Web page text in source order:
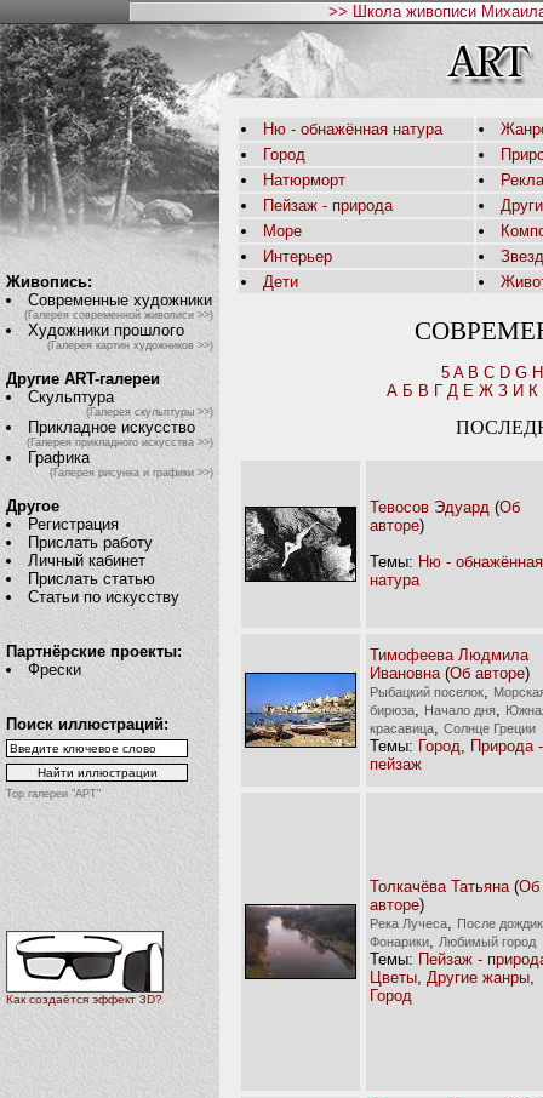
>> Школа живописи
Живопись:
Современные художники
(Галерея современной живописи >>)
Художники прошлого
(Галерея картин художников >>)
Другие ART-галереи
Скульптура
(Галерея скульптуры >>)
Прикладное искусство
(Галерея прикладного искусства >>)
Графика
(Галерея рисунка и графики >>)
Другое
Регистрация
Прислать работу
Личный кабинет
Прислать статью
Статьи по искусству
Партнёрские проекты:
Фрески
Поиск иллюстраций:
Top галереи "АРТ"
Как создаётся эффект 3D?
Ню - обнажённая натура
Город
Натюрморт
Пейзаж - природа
Море
Интерьер
Дети
5 A B C D G H
А Б В Г Д Е Ж З И К
Тевосов Эдуард (Об
авторе)
Темы: Ню - обнажённая
натура
Тимофеева Людмила
Ивановна (Об авторе)
Рыбацкий поселок
бирюза
Начало дня
красавица
Солнце Греции
Темы: Город
Природа -
пейзаж
Толкачёва Татьяна (Об
авторе)
Река Лучеса
После
Фонарики
Любимый город
Темы: Пейзаж -
Цветы Другие жанры
Город